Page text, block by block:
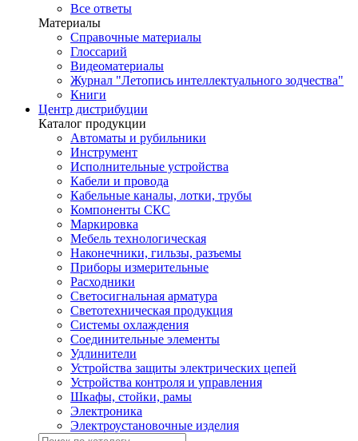
Все ответы
Материалы
Справочные материалы
Глоссарий
Видеоматериалы
Журнал "Летопись интеллектуального зодчества"
Книги
Центр дистрибуции
Каталог продукции
Автоматы и рубильники
Инструмент
Исполнительные устройства
Кабели и провода
Кабельные каналы, лотки, трубы
Компоненты СКС
Маркировка
Мебель технологическая
Наконечники, гильзы, разъемы
Приборы измерительные
Расходники
Светосигнальная арматура
Светотехническая продукция
Системы охлаждения
Соединительные элементы
Удлинители
Устройства защиты электрических цепей
Устройства контроля и управления
Шкафы, стойки, рамы
Электроника
Электроустановочные изделия